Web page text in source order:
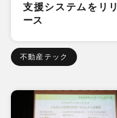
支援システムをリリ
ース
不動産テック